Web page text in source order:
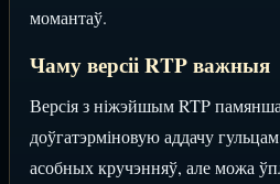
момантаў.
Чаму версіі RTP важныя
Версія з ніжэйшым RTP
доўгатэрміновую аддачу
асобных кручэнняў, але можа